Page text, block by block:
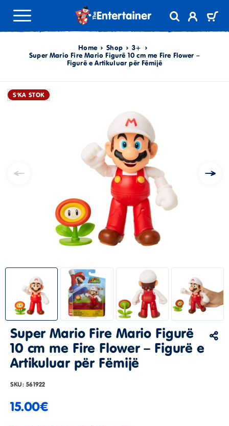
Home Shop
3+
Super Mario Fire Mario Figurë 10 cm me Fire Flower –
Figurë e Artikuluar për Fëmijë
S'KA STOK
Super Mario Fire Mario Figurë
10 cm me Fire Flower – Figurë e
Artikuluar për Fëmijë
SKU:561922
15.00€